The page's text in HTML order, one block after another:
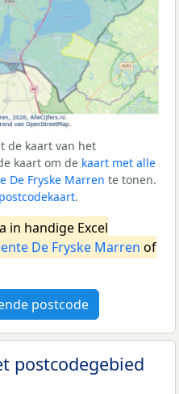
de kaart van het
kaart om de kaart met alle
De Fryske Marren te tonen.
.
in handige Excel
De Fryske Marren of
postcode
postcodegebied